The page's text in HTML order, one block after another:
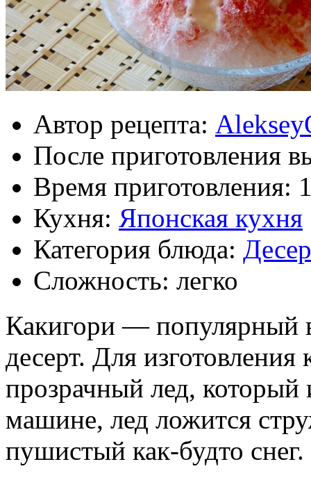
Автор рецепта:
После приготовления
Время приготовления:
Кухня: Японская кухня
Категория блюда:
Сложность: легко
Какигори — популярный
десерт. Для
прозрачный лед, который
машине, лед ложится
пушистый как-будто снег.